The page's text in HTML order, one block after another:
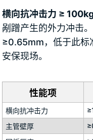
横向抗冲击力 ≥
剐蹭产生的外力冲击
≥0.65mm，低于此标
安保现场。
性能项
横向抗冲击力
主管壁厚